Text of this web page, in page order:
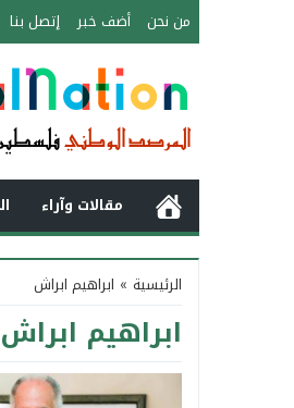
من نحن أضف خبر إتصل بنا
مقالات وآراء
الرئيسية » ابراهيم ابراش
ابراهيم ابراش